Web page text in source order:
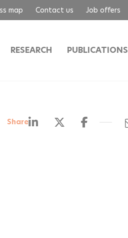
map Contact us Job offers
RESEARCH PUBLICATIONS
Share